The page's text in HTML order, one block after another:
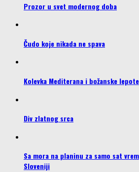
Prozor u svet modernog doba
Čudo koje nikada ne spava
Kolevka Mediterana i božanske lepote
Div zlatnog srca
Sa mora na planinu za samo sat
Sloveniji